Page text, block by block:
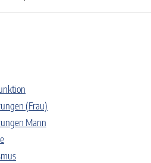
(Frau)
Mann